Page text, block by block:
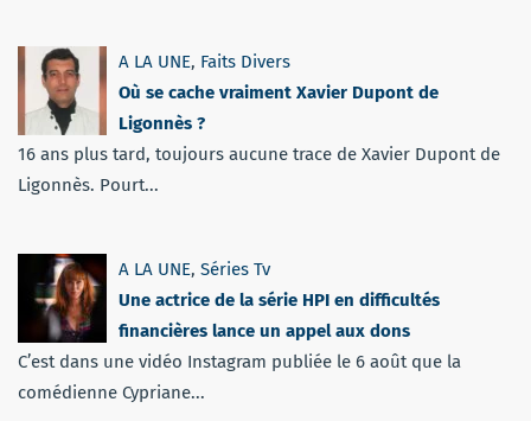
A LA UNE, Faits Divers
Où se cache vraiment Xavier Dupont de
Ligonnès ?
16 ans plus tard, toujours aucune trace de Xavier Dupont de
Ligonnès. Pourt...
A LA UNE, Séries Tv
Une actrice de la série HPI en difficultés
financières lance un appel aux dons
C’est dans une vidéo Instagram publiée le 6 août que la
comédienne Cypriane...